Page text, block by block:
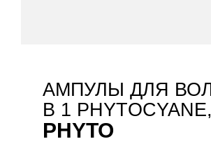
АМПУЛЫ ДЛЯ
В 1 PHYTOCYANE,
PHYTO